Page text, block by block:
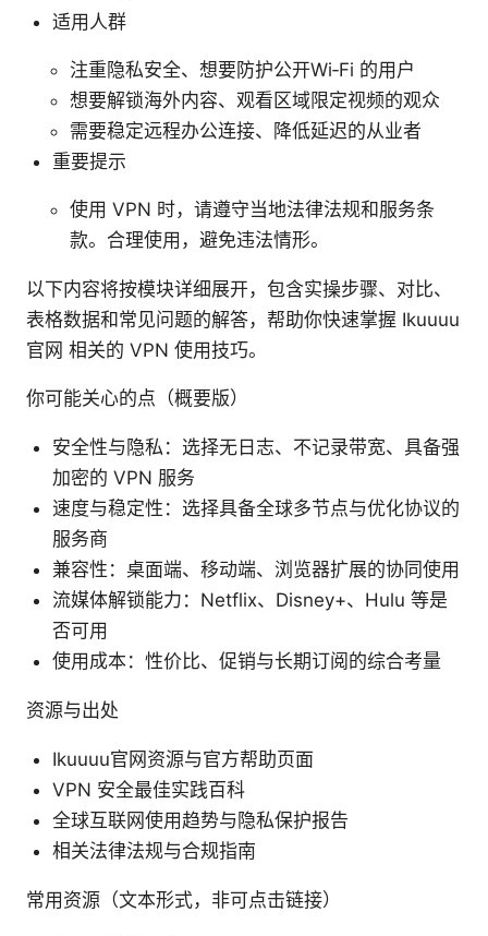
适用人群
注重隐私安全、想要防护公开Wi‑Fi 的用户
想要解锁海外内容、观看区域限定视频的观众
需要稳定远程办公连接、降低延迟的从业者
重要提示
使用 VPN 时，请遵守当地法律法规和服务条
款。合理使用，避免违法情形。
以下内容将按模块详细展开，包含实操步骤、对比、
表格数据和常见问题的解答，帮助你快速掌握 Ikuuuu
官网 相关的 VPN 使用技巧。
你可能关心的点（概要版）
安全性与隐私：选择无日志、不记录带宽、具备强
加密的 VPN 服务
速度与稳定性：选择具备全球多节点与优化协议的
服务商
兼容性：桌面端、移动端、浏览器扩展的协同使用
流媒体解锁能力：Netflix、Disney+、Hulu 等是
否可用
使用成本：性价比、促销与长期订阅的综合考量
资源与出处
Ikuuuu官网资源与官方帮助页面
VPN 安全最佳实践百科
全球互联网使用趋势与隐私保护报告
相关法律法规与合规指南
常用资源（文本形式，非可点击链接）